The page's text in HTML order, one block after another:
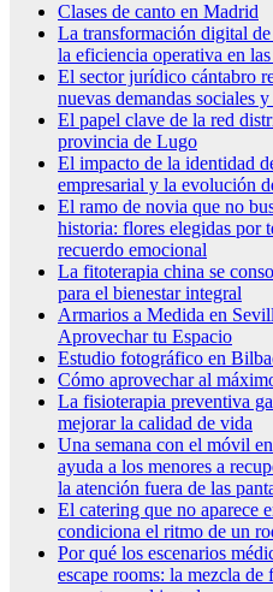
Clases de canto en Madrid
La transformación digital
la eficiencia operativa en las
El sector jurídico cántabro
nuevas demandas sociales
El papel clave de la red
provincia de Lugo
El impacto de la identidad
empresarial y la evolución
El ramo de novia que no
historia: flores elegidas por
recuerdo emocional
La fitoterapia china se
para el bienestar integral
Armarios a Medida en
Aprovechar tu Espacio
Estudio fotográfico en
Cómo aprovechar al
La fisioterapia preventiva
mejorar la calidad de vida
Una semana con el móvil
ayuda a los menores a
la atención fuera de las
El catering que no aparece
condiciona el ritmo de un
Por qué los escenarios
escape rooms: la mezcla